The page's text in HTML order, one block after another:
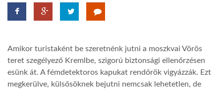
GLOBOBOOK
Amikor turistaként be szeretnénk jutni a moszkvai Vörös
teret szegélyező Kremlbe, szigorú biztonsági ellenőrzésen
esünk át. A fémdetektoros kapukat rendőrök vigyázzák. Ezt
megkerülve, külsősöknek bejutni nemcsak lehetetlen, de